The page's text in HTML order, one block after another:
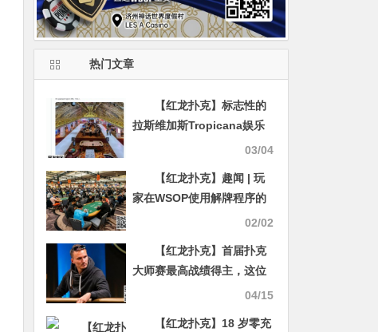
热门文章
【红龙扑克】标志性的
拉斯维加斯Tropicana娱乐
场将于4月关闭，为奥克兰运
03/04
【红龙扑克】趣闻 | 玩
家在WSOP使用解牌程序的
图片在网上疯传，引发大规
02/02
【红龙扑克】首届扑克
大师赛最高战绩得主，这位
90后被丹牛誉为最厉害的牌
04/15
【红龙扑克】18 岁零充